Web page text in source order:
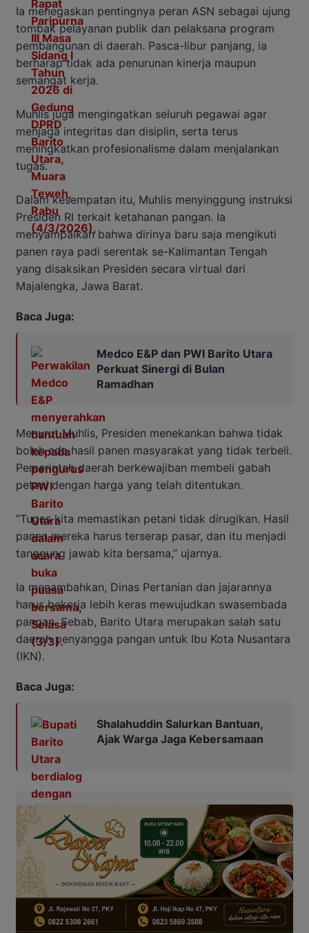
Ia menegaskan pentingnya peran ASN sebagai ujung
tombak pelayanan publik dan pelaksana program
pembangunan di daerah. Pasca-libur panjang, ia
berharap tidak ada penurunan kinerja maupun
semangat kerja.
Muhlis juga mengingatkan seluruh pegawai agar
menjaga integritas dan disiplin, serta terus
meningkatkan profesionalisme dalam menjalankan
tugas.
Dalam kesempatan itu, Muhlis menyinggung instruksi
Presiden RI terkait ketahanan pangan. Ia
menyampaikan bahwa dirinya baru saja mengikuti
panen raya padi serentak se-Kalimantan Tengah
yang disaksikan Presiden secara virtual dari
Majalengka, Jawa Barat.
Baca Juga:
Medco E&P dan PWI Barito Utara
Perkuat Sinergi di Bulan
Ramadhan
Menurut Muhlis, Presiden menekankan bahwa tidak
boleh ada hasil panen masyarakat yang tidak terbeli.
Pemerintah daerah berkewajiban membeli gabah
petani dengan harga yang telah ditentukan.
“Tugas kita memastikan petani tidak dirugikan. Hasil
panen mereka harus terserap pasar, dan itu menjadi
tanggung jawab kita bersama,” ujarnya.
Ia menambahkan, Dinas Pertanian dan jajarannya
harus bekerja lebih keras mewujudkan swasembada
pangan. Sebab, Barito Utara merupakan salah satu
daerah penyangga pangan untuk Ibu Kota Nusantara
(IKN).
Baca Juga:
Shalahuddin Salurkan Bantuan,
Ajak Warga Jaga Kebersamaan